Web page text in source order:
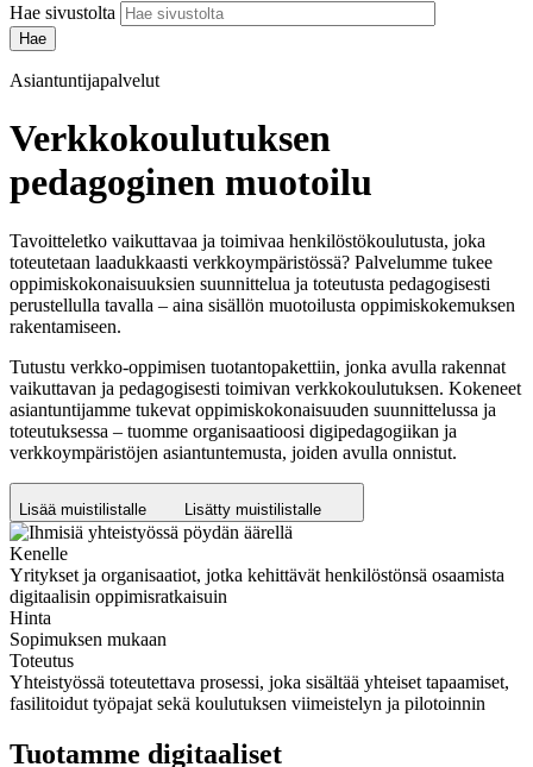
Hae sivustolta
Asiantuntijapalvelut
Verkkokoulutuksen
pedagoginen muotoilu
Tavoitteletko vaikuttavaa ja toimivaa henkilöstökoulutusta, joka
toteutetaan laadukkaasti verkkoympäristössä? Palvelumme tukee
oppimiskokonaisuuksien suunnittelua ja toteutusta pedagogisesti
perustellulla tavalla – aina sisällön muotoilusta oppimiskokemuksen
rakentamiseen.
Tutustu verkko-oppimisen tuotantopakettiin, jonka avulla rakennat
vaikuttavan ja pedagogisesti toimivan verkkokoulutuksen. Kokeneet
asiantuntijamme tukevat oppimiskokonaisuuden suunnittelussa ja
toteutuksessa – tuomme organisaatioosi digipedagogiikan ja
verkkoympäristöjen asiantuntemusta, joiden avulla onnistut.
Lisää muistilistalle Lisätty muistilistalle
Kenelle
Yritykset ja organisaatiot, jotka kehittävät henkilöstönsä osaamista
digitaalisin oppimisratkaisuin
Hinta
Sopimuksen mukaan
Toteutus
Yhteistyössä toteutettava prosessi, joka sisältää yhteiset tapaamiset,
fasilitoidut työpajat sekä koulutuksen viimeistelyn ja pilotoinnin
Tuotamme digitaaliset